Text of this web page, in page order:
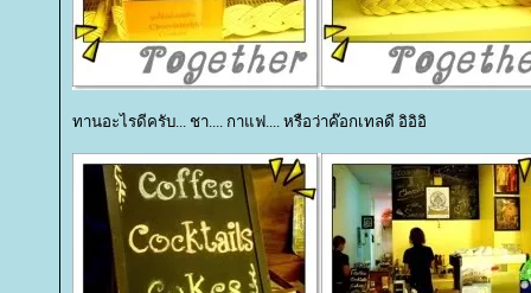
ทานอะไรดีครับ... ชา.... กาแฟ.... หรือว่าค๊อกเทลดี อิอิอิ